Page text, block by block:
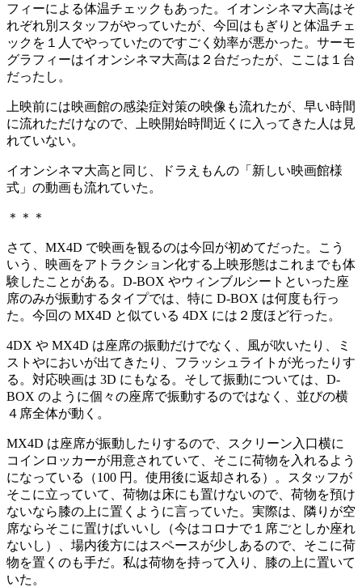
フィーによる体温チェックもあった。イオンシネマ大高はそ
れぞれ別スタッフがやっていたが、今回はもぎりと体温チェ
ックを１人でやっていたのですごく効率が悪かった。サーモ
グラフィーはイオンシネマ大高は２台だったが、ここは１台
だったし。
上映前には映画館の感染症対策の映像も流れたが、早い時間
に流れただけなので、上映開始時間近くに入ってきた人は見
れていない。
イオンシネマ大高と同じ、ドラえもんの「新しい映画館様
式」の動画も流れていた。
＊＊＊
さて、MX4D で映画を観るのは今回が初めてだった。こう
いう、映画をアトラクション化する上映形態はこれまでも体
験したことがある。D-BOX やウィンブルシートといった座
席のみが振動するタイプでは、特に D-BOX は何度も行っ
た。今回の MX4D と似ている 4DX には２度ほど行った。
4DX や MX4D は座席の振動だけでなく、風が吹いたり、ミ
ストやにおいが出てきたり、フラッシュライトが光ったりす
る。対応映画は 3D にもなる。そして振動については、D-
BOX のように個々の座席で振動するのではなく、並びの横
４席全体が動く。
MX4D は座席が振動したりするので、スクリーン入口横に
コインロッカーが用意されていて、そこに荷物を入れるよう
になっている（100 円。使用後に返却される）。スタッフが
そこに立っていて、荷物は床にも置けないので、荷物を預け
ないなら膝の上に置くように言っていた。実際は、隣りが空
席ならそこに置けばいいし（今はコロナで１席ごとしか座れ
ないし）、場内後方にはスペースが少しあるので、そこに荷
物を置くのも手だ。私は荷物を持って入り、膝の上に置いて
いた。